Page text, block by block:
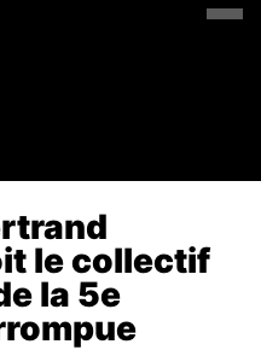
le collectif
la 5e